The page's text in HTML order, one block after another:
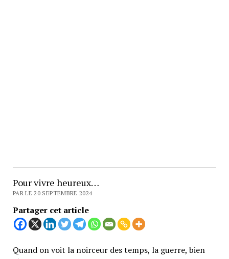
Pour vivre heureux…
PAR LE 20 SEPTEMBRE 2024
Partager cet article
Quand on voit la noirceur des temps, la guerre, bien